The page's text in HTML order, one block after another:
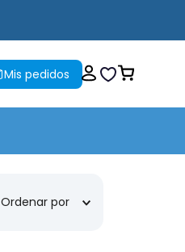
Mis pedidos
Ordenar por